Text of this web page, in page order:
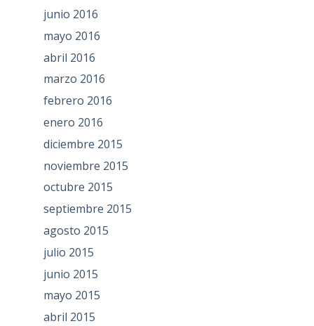
junio 2016
mayo 2016
abril 2016
marzo 2016
febrero 2016
enero 2016
diciembre 2015
noviembre 2015
octubre 2015
septiembre 2015
agosto 2015
julio 2015
junio 2015
mayo 2015
abril 2015